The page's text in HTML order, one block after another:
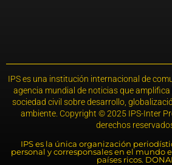
IPS es una institución internacional de
agencia mundial de noticias que amplifica
sociedad civil sobre desarrollo,
ambiente. Copyright © 2025 IPS-Inter
derechos
IPS es la única organización
personal y corresponsales en el mundo
países ricos.